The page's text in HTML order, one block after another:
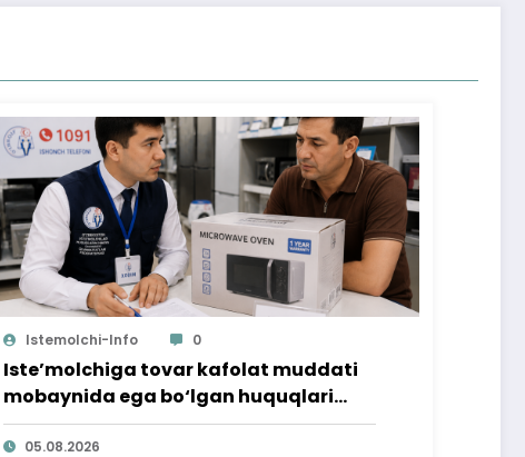
Istemolchi-Info 0
Iste’molchiga tovar kafolat muddati
mobaynida ega bo‘lgan huquqlari
ta’minlab berildi
05.08.2026